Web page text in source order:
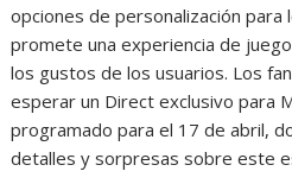
opciones de personalización para
promete una experiencia de
los gustos de los usuarios. Los
esperar un Direct exclusivo para
programado para el 17 de abril,
detalles y sorpresas sobre este